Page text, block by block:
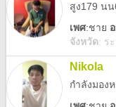
สูง179 น
เพศ:ชาย
จังหวัด: ร
Nikola